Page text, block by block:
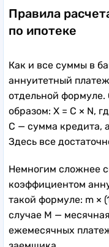
Правила
по ипотеке
Как и все суммы в
аннуитетный
отдельной
образом: X = C × N,
C — сумма кредита,
Здесь все
Немногим сложнее
коэффициентом
такой формуле: m ×
случае M —
ежемесячных